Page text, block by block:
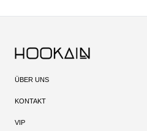
ÜBER UNS
KONTAKT
VIP